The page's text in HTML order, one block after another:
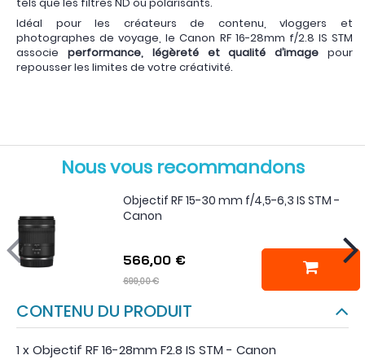
Idéal pour les créateurs de contenu, vloggers et
photographes de voyage, le Canon RF 16-28mm f/2.8 IS STM
associe performance, légèreté et qualité d’image pour
repousser les limites de votre créativité.
Nous vous recommandons
Objectif RF 15-30 mm f/4,5-6,3 IS STM -
Canon
566,00 €
699,00 €
CONTENU DU PRODUIT
1 x Objectif RF 16-28mm F2.8 IS STM - Canon